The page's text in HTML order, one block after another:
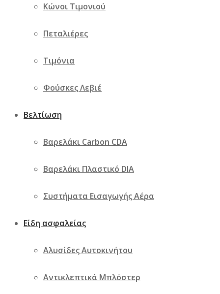
Κώνοι Τιμονιού
Πεταλιέρες
Τιμόνια
Φούσκες Λεβιέ
Βελτίωση
Βαρελάκι Carbon CDA
Βαρελάκι Πλαστικό DIA
Συστήματα Εισαγωγής Αέρα
Είδη ασφαλείας
Αλυσίδες Αυτοκινήτου
Αντικλεπτικά Μπλόστερ